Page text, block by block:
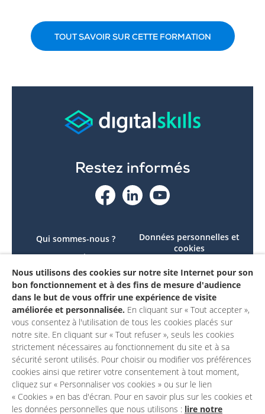
TOUT SAVOIR SUR CETTE FORMATION
Restez informés
Qui sommes-nous ?
Le projet
Contactez-nous
Mon compte
Données personnelles et
cookies
conforme
Mentions légales
Nous utilisons des cookies sur notre site Internet pour son
bon fonctionnement et à des fins de mesure d'audience
dans le but de vous offrir une expérience de visite
améliorée et personnalisée. En cliquant sur « Tout accepter »,
vous consentez à l'utilisation de tous les cookies placés sur
notre site. En cliquant sur « Tout refuser », seuls les cookies
strictement nécessaires au fonctionnement du site et à sa
sécurité seront utilisés. Pour choisir ou modifier vos préférences
cookies ainsi que retirer votre consentement à tout moment,
cliquez sur « Personnaliser vos cookies » ou sur le lien
« Cookies » en bas d'écran. Pour en savoir plus sur les cookies et
les données personnelles que nous utilisons : lire notre